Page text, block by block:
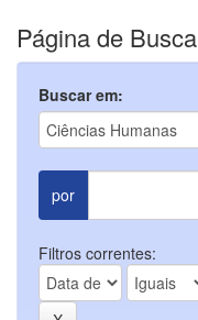
Página de Busca
Buscar em:
por
Filtros correntes: